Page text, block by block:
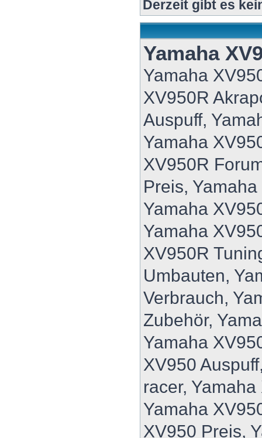
Derzeit gibt es
Yamaha
Yamaha
XV950R
Auspuff,
Yamaha
XV950R
Preis,
Yamaha
Yamaha
XV950R
Umbauten,
Verbrauch,
Zubehör,
Yamaha
XV950
racer,
Yamaha
XV950 Preis,